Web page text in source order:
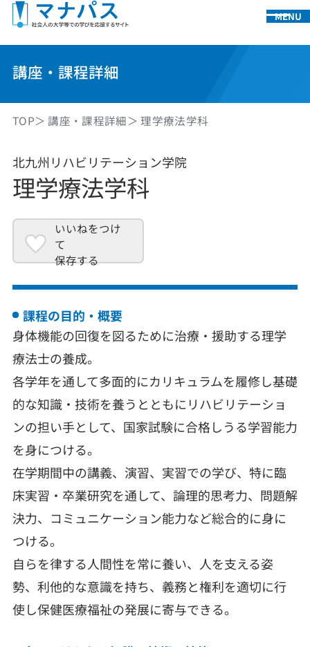
MENU
講座・課程詳細
TOP 講座・課程詳細 理学療法学科
北九州リハビリテーション学院
理学療法学科
いいねをつけ
て
保存する
課程の目的・概要
身体機能の回復を図るために治療・援助する理学
療法士の養成。
各学年を通して多面的にカリキュラムを履修し基礎
的な知識・技術を養うとともにリハビリテーショ
ンの担い手として、国家試験に合格しうる学習能力
を身につける。
在学期間中の講義、演習、実習での学び、特に臨
床実習・卒業研究を通して、論理的思考力、問題解
決力、コミュニケーション能力など総合的に身に
つける。
自らを律する人間性を常に養い、人を支える姿
勢、利他的な意識を持ち、義務と権利を適切に行
使し保健医療福祉の発展に寄与できる。